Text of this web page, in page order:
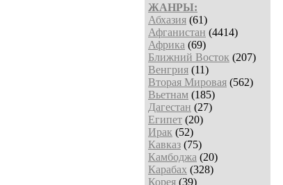
ЖАНРЫ:
Абхазия (61)
Афганистан (4414)
Африка (69)
Ближний Восток (207)
Венгрия (11)
Вторая Мировая (562)
Вьетнам (185)
Дагестан (27)
Египет (20)
Ирак (52)
Кавказ (75)
Камбоджа (20)
Карабах (328)
Корея (39)